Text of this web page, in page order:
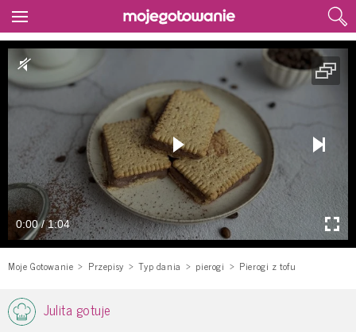
0:00 / 1:04
Moje Gotowanie Przepisy Typ dania pierogi Pierogi z tofu
Julita gotuje